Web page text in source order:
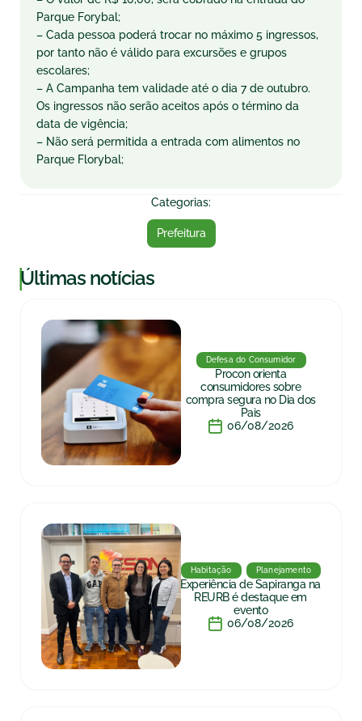
Parque Forybal;
– Cada pessoa poderá trocar no máximo 5 ingressos,
por tanto não é válido para excursões e grupos
escolares;
– A Campanha tem validade até o dia 7 de outubro.
Os ingressos não serão aceitos após o término da
data de vigência;
– Não será permitida a entrada com alimentos no
Parque Florybal;
Categorias:
Prefeitura
|Últimas notícias
Defesa do Consumidor
Procon orienta
consumidores sobre
compra segura no Dia dos
Pais
06/08/2026
Habitação Planejamento
Experiência de Sapiranga na
REURB é destaque em
evento
06/08/2026